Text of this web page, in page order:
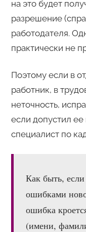
на это будет
разрешение
работодателя.
практически не
Поэтому если в
работник, в
неточность,
если допустил
специалист по
Как быть,
ошибками
ошибка
(имени,